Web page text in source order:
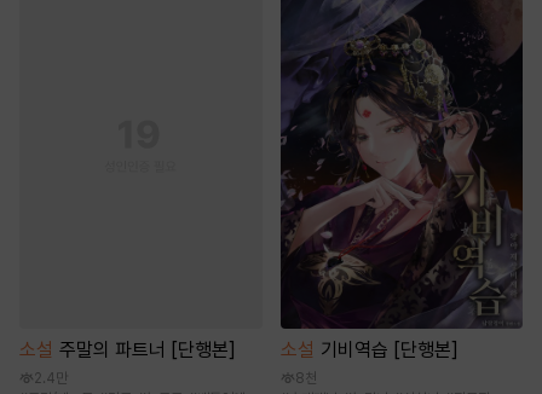
소설 주말의 파트너 [단행본]
2.4만
소설 기비역습 [단행본]
8천